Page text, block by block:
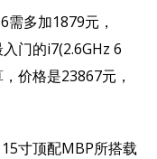
多加1879元，
门的i7(2.6GHz 6
价格是23867元，
寸顶配MBP所搭载